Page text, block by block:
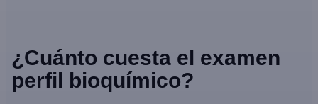
¿Cuánto cuesta el examen
perfil bioquímico?